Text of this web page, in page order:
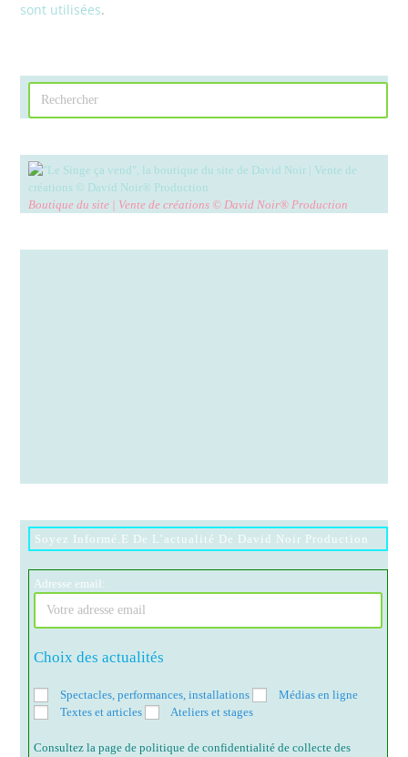
sont utilisées.
Boutique du site | Vente de créations © David Noir® Production
Soyez Informé.e De L’actualité De David Noir Production
Adresse email:
Choix des actualités
Spectacles, performances, installations
Médias en ligne
Textes et articles
Ateliers et stages
Consultez la page de politique de confidentialité de collecte des